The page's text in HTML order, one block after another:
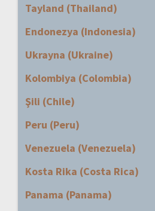
Tayland (Thailand)
Endonezya (Indonesia)
Ukrayna (Ukraine)
Kolombiya (Colombia)
Şili (Chile)
Peru (Peru)
Venezuela (Venezuela)
Kosta Rika (Costa Rica)
Panama (Panama)